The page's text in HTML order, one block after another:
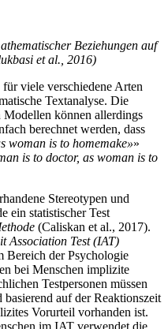
Beziehungen auf
et al., 2016)
viele verschiedene Arten
Textanalyse. Die
Modellen können allerdings
berechnet werden, dass
woman is to homemake»»
is to doctor, as woman is to
Stereotypen und
ein statistischer Test
(Caliskan et al., 2017).
Association Test (IAT)
Bereich der Psychologie
bei Menschen implizite
Testpersonen müssen
auf der Reaktionszeit
Vorurteil vorhanden ist.
im IAT verwendet die